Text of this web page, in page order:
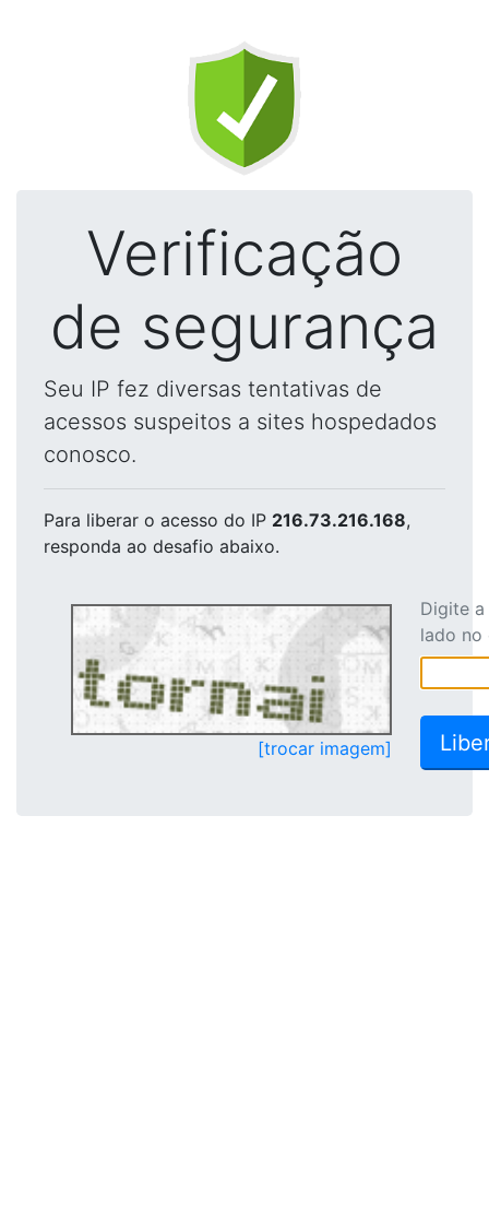
Verificação
de segurança
Seu IP fez diversas tentativas de
acessos suspeitos a sites hospedados
conosco.
Para liberar o acesso do IP 216.73.216.168,
responda ao desafio abaixo.
[trocar imagem]
Digite
lado no